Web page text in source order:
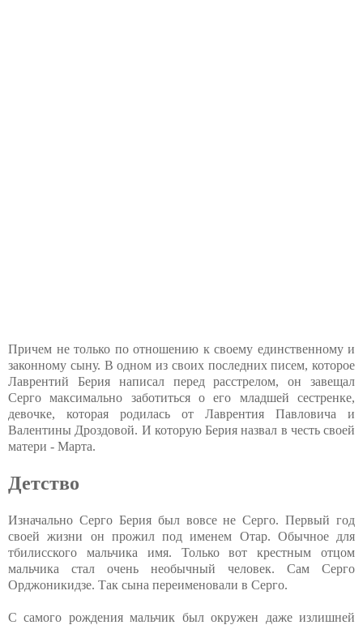
Причем не только по отношению к своему единственному и
законному сыну. В одном из своих последних писем, которое
Лаврентий Берия написал перед расстрелом, он завещал
Серго максимально заботиться о его младшей сестренке,
девочке, которая родилась от Лаврентия Павловича и
Валентины Дроздовой. И которую Берия назвал в честь своей
матери - Марта.
Детство
Изначально Серго Берия был вовсе не Серго. Первый год
своей жизни он прожил под именем Отар. Обычное для
тбилисского мальчика имя. Только вот крестным отцом
мальчика стал очень необычный человек. Сам Серго
Орджоникидзе. Так сына переименовали в Серго.
С самого рождения мальчик был окружен даже излишней